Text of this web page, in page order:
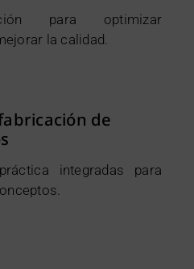
para optimizar
la calidad.
de
integradas para